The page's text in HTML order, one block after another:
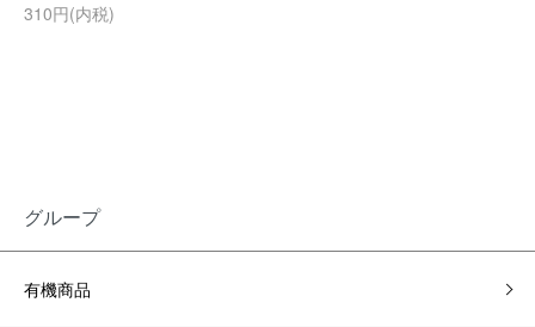
310円(内税)
グループ
有機商品